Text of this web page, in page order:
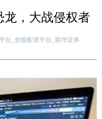
，大战侵权者
台_炒股配资平台_联华证券